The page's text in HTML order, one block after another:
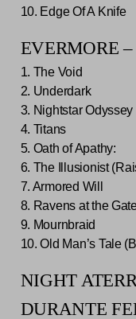
10. Edge Of A Knife
EVERMORE
1. The Void
2. Underdark
3. Nightstar Odyssey
4. Titans
5. Oath of Apathy:
6. The Illusionist
7. Armored Will
8. Ravens at the
9. Mournbraid
10. Old Man’s Tale
NIGHT
DURANTE